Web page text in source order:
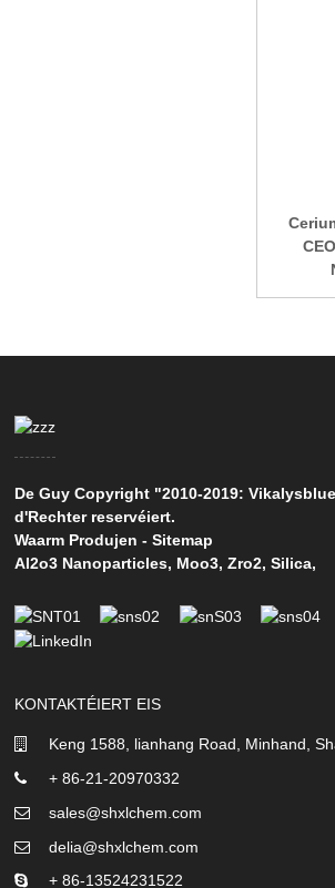
De Guy Copyright "2010-2019:
d'Rechter reservéiert.
Waarm Produjen -Sitemap
Al2o3 Nanoparticles, Moo3,Zro2,Silica,
KONTAKTÉIERT EIS
Keng 1588, lianhang Road, Minhand,
+ 86-21-20970332
sales@shxlchem.com
delia@shxlchem.com
+ 86-13524231522